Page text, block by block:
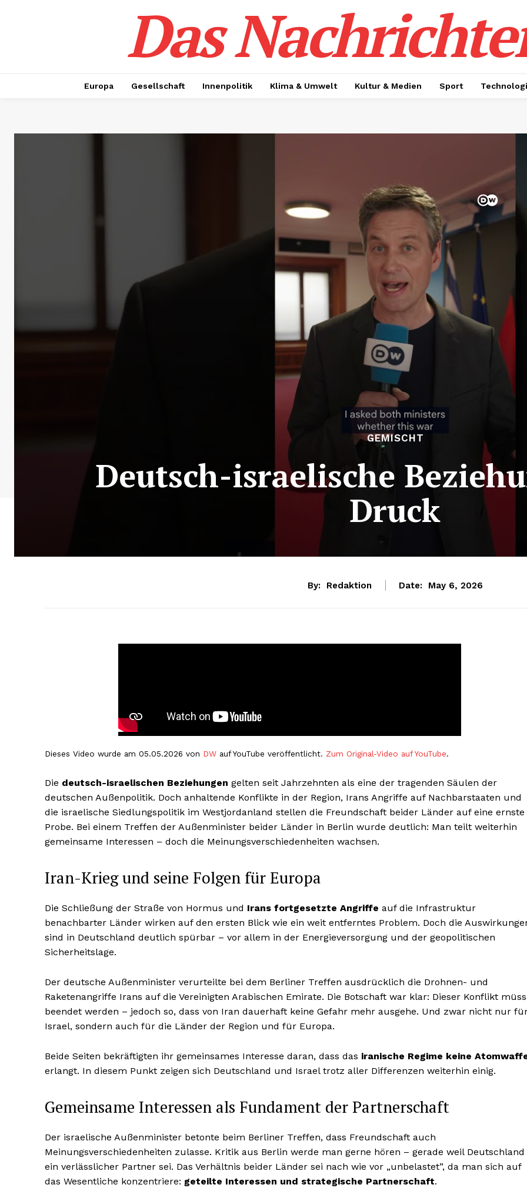
Das
Europa Gesellschaft Innenpolitik Klima & Umwelt Kultur & Medien Sport
GEMISCHT
Deutsch-israelische
Druck
By: Redaktion Date: May 6, 2026
Dieses Video wurde am 05.05.2026 von DW auf YouTube veröffentlicht. Zum Original-Video auf YouTube.
Die deutsch-israelischen Beziehungen gelten seit Jahrzehnten als eine der tragenden Säulen der
deutschen Außenpolitik. Doch anhaltende Konflikte in der Region, Irans Angriffe auf Nachbarstaaten und
die israelische Siedlungspolitik im Westjordanland stellen die Freundschaft beider Länder auf eine ernste
Probe. Bei einem Treffen der Außenminister beider Länder in Berlin wurde deutlich: Man teilt weiterhin
gemeinsame Interessen – doch die Meinungsverschiedenheiten wachsen.
Iran-Krieg und seine Folgen für Europa
Die Schließung der Straße von Hormus und Irans fortgesetzte Angriffe auf die Infrastruktur
benachbarter Länder wirken auf den ersten Blick wie ein weit entferntes Problem. Doch die
sind in Deutschland deutlich spürbar – vor allem in der Energieversorgung und der geopolitischen
Sicherheitslage.
Der deutsche Außenminister verurteilte bei dem Berliner Treffen ausdrücklich die Drohnen- und
Raketenangriffe Irans auf die Vereinigten Arabischen Emirate. Die Botschaft war klar: Dieser Konflikt
beendet werden – jedoch so, dass von Iran dauerhaft keine Gefahr mehr ausgehe. Und zwar nicht nur
Israel, sondern auch für die Länder der Region und für Europa.
Beide Seiten bekräftigten ihr gemeinsames Interesse daran, dass das iranische Regime keine
erlangt. In diesem Punkt zeigen sich Deutschland und Israel trotz aller Differenzen weiterhin einig.
Gemeinsame Interessen als Fundament der Partnerschaft
Der israelische Außenminister betonte beim Berliner Treffen, dass Freundschaft auch
Meinungsverschiedenheiten zulasse. Kritik aus Berlin werde man gerne hören – gerade weil Deutschland
ein verlässlicher Partner sei. Das Verhältnis beider Länder sei nach wie vor „unbelastet”, da man sich auf
das Wesentliche konzentriere: geteilte Interessen und strategische Partnerschaft.